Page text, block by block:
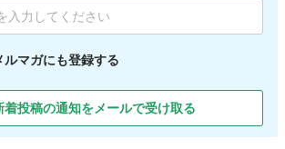
ルマガにも登録する
着投稿の通知をメールで受け取る